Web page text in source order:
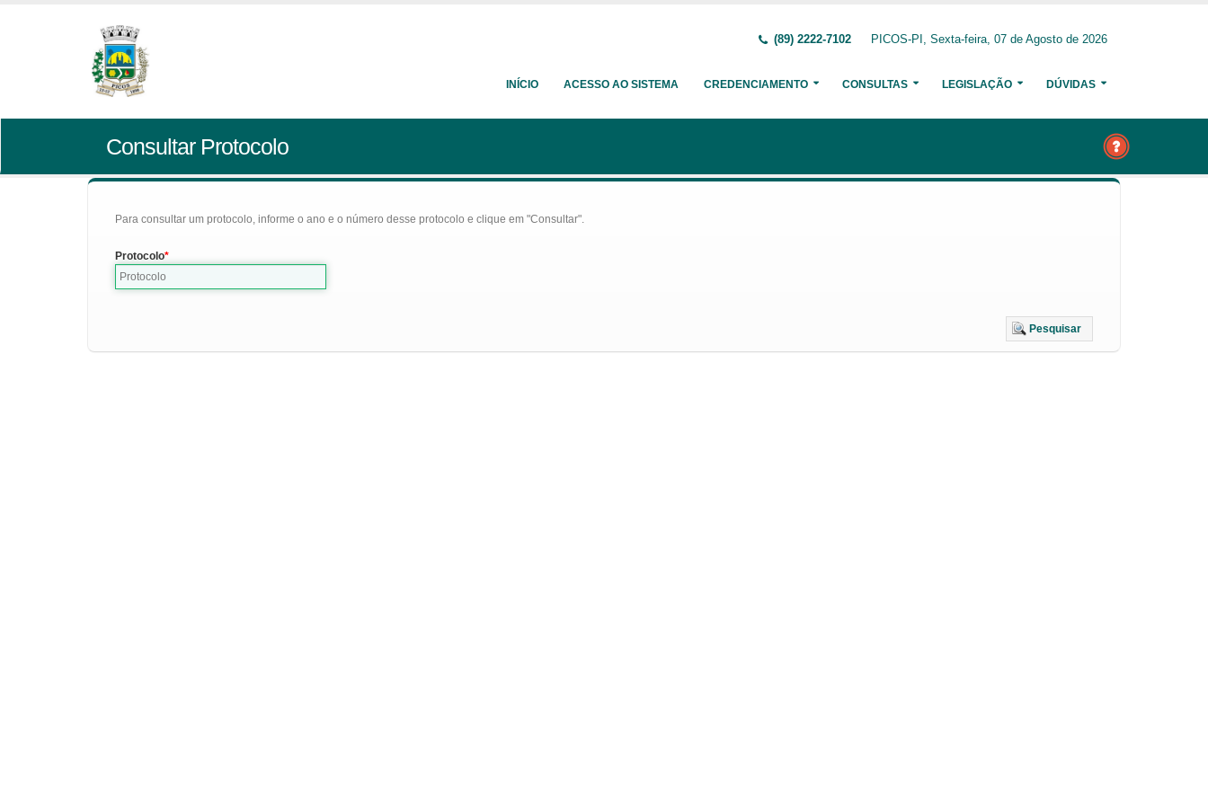
(89) 2222-7102 PICOS-PI, Sexta-feira, 07 de Agosto de 2026
INÍCIO ACESSO AO SISTEMA CREDENCIAMENTO CONSULTAS LEGISLAÇÃO DÚVIDAS
Consultar Protocolo
Para consultar um protocolo, informe o ano e o número desse protocolo e clique em "Consultar".
Protocolo
Pesquisar